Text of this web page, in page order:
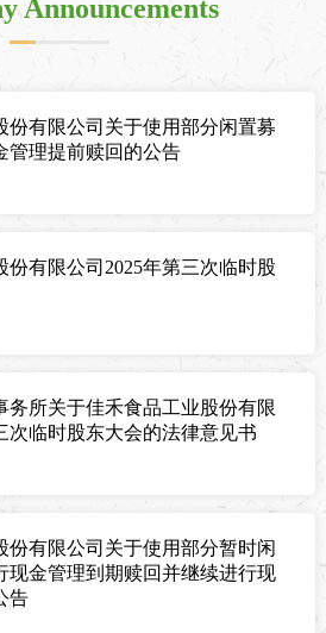
Announcements
份有限公司关于使用部分闲置募
管理提前赎回的公告
份有限公司2025年第三次临时股
务所关于佳禾食品工业股份有限
次临时股东大会的法律意见书
份有限公司关于使用部分暂时闲
现金管理到期赎回并继续进行现
告